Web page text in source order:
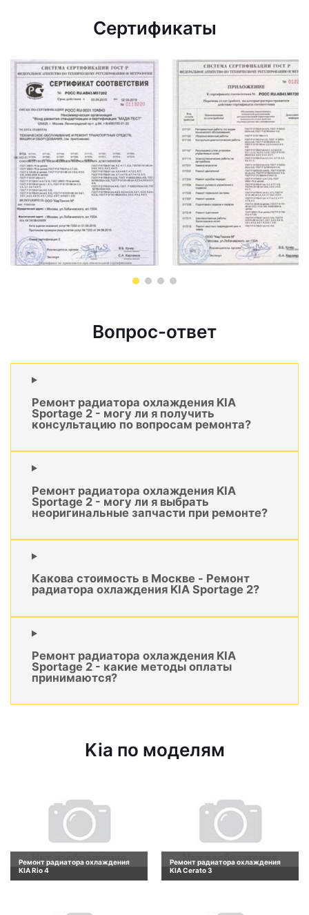
Сертификаты
Вопрос-ответ
Ремонт радиатора охлаждения KIA
Sportage 2 - могу ли я получить
консультацию по вопросам ремонта?
Ремонт радиатора охлаждения KIA
Sportage 2 - могу ли я выбрать
неоригинальные запчасти при ремонте?
Какова стоимость в Москве - Ремонт
радиатора охлаждения KIA Sportage 2?
Ремонт радиатора охлаждения KIA
Sportage 2 - какие методы оплаты
принимаются?
Kia по моделям
Ремонт радиатора охлаждения
KIA Rio 4
Ремонт радиатора охлаждения
KIA Cerato 3